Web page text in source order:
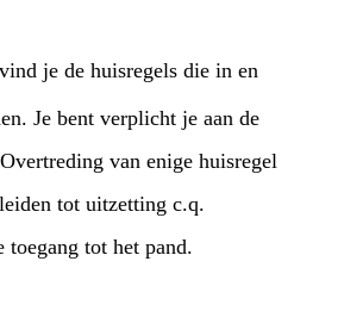
FOTO’SNIEUWS
MIJN TICKETS
vind je de huisregels die in en
Je bent verplicht je aan de
van enige huisregel
tot uitzetting c.q.
toegang tot het pand.